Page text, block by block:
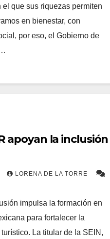
el que sus riquezas permiten
en bienestar, con
por eso, el Gobierno de
apoyan la inclusión
LORENA DE LA TORRE
impulsa la formación en
para fortalecer la
La titular de la SEIN,